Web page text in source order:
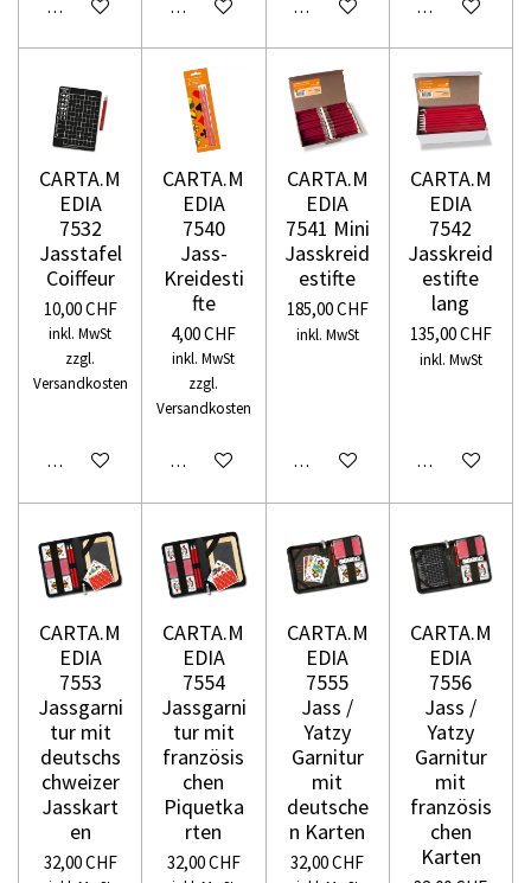
In den WarenkorbIn den WarenkorbIn den WarenkorbIn den
CARTA.M
EDIA
7532
Jasstafel
Coiffeur
10,00 CHF
inkl. MwSt
zzgl.
Versandkosten
In den Warenkorb
CARTA.M
EDIA
7540
Jass-
Kreidesti
fte
4,00 CHF
inkl. MwSt
zzgl.
Versandkosten
In den Warenkorb
CARTA.M
EDIA
7541 Mini
Jasskreid
estifte
185,00 CHF
inkl. MwSt
In den Warenkorb
CARTA.M
EDIA
7542
Jasskreid
estifte
lang
135,00 CHF
inkl. MwSt
In den
CARTA.M
EDIA
7553
Jassgarni
tur mit
deutschs
chweizer
Jasskart
en
32,00 CHF
CARTA.M
EDIA
7554
Jassgarni
tur mit
französis
chen
Piquetka
rten
32,00 CHF
CARTA.M
EDIA
7555
Jass /
Yatzy
Garnitur
mit
deutsche
n Karten
32,00 CHF
CARTA.M
EDIA
7556
Jass /
Yatzy
Garnitur
mit
französis
chen
Karten